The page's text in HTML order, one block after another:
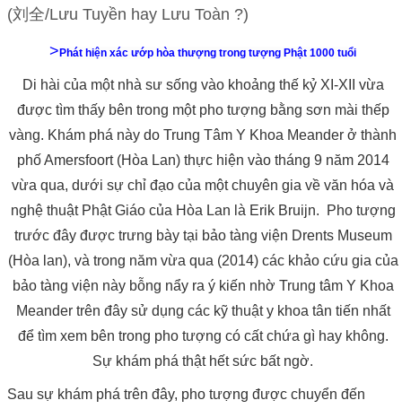
(刘全/Lưu Tuyền hay Lưu Toàn ?)
>Phát hiện xác ướp hòa thượng trong tượng Phật 1000 tuổi
Di hài của một nhà sư sống vào khoảng thế kỷ XI-XII vừa
được tìm thấy bên trong một pho tượng bằng sơn mài thếp
vàng. Khám phá này do Trung Tâm Y Khoa Meander ở thành
phố Amersfoort (Hòa Lan) thực hiện vào tháng 9 năm 2014
vừa qua, dưới sự chỉ đạo của một chuyên gia về văn hóa và
nghệ thuật Phật Giáo của Hòa Lan là Erik Bruijn. Pho tượng
trước đây được trưng bày tại bảo tàng viện Drents Museum
(Hòa lan), và trong năm vừa qua (2014) các khảo cứu gia của
bảo tàng viện này bỗng nẩy ra ý kiến nhờ Trung tâm Y Khoa
Meander trên đây sử dụng các kỹ thuật y khoa tân tiến nhất
để tìm xem bên trong pho tượng có cất chứa gì hay không.
Sự khám phá thật hết sức bất ngờ.
Sau sự khám phá trên đây, pho tượng được chuyển đến